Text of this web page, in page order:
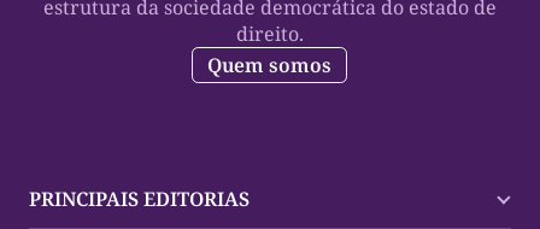
estrutura da sociedade democrática do estado de
direito.
Quem somos
PRINCIPAIS EDITORIAS